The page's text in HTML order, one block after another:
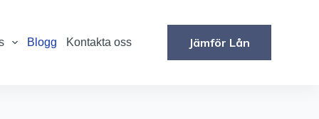
Blogg Kontakta oss Jämför Lån